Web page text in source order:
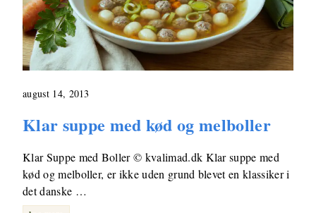
august 14, 2013
Klar suppe med kød og melboller
Klar Suppe med Boller © kvalimad.dk Klar suppe med
kød og melboller, er ikke uden grund blevet en klassiker i
det danske …